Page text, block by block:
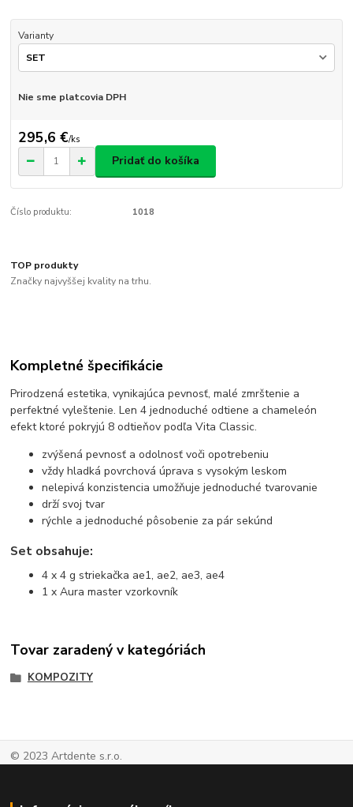
Varianty
Nie sme platcovia DPH
295,6 €/ks
Pridať do košíka
Číslo produktu: 1018
TOP produkty
Značky najvyššej kvality na trhu.
Kompletné špecifikácie
Prirodzená estetika, vynikajúca pevnosť, malé zmrštenie a
perfektné vyleštenie. Len 4 jednoduché odtiene a chameleón
efekt ktoré pokryjú 8 odtieňov podľa Vita Classic.
zvýšená pevnosť a odolnosť voči opotrebeniu
vždy hladká povrchová úprava s vysokým leskom
nelepivá konzistencia umožňuje jednoduché tvarovanie
drží svoj tvar
rýchle a jednoduché pôsobenie za pár sekúnd
Set obsahuje:
4 x 4 g striekačka ae1, ae2, ae3, ae4
1 x Aura master vzorkovník
Tovar zaradený v kategóriách
KOMPOZITY
© 2023 Artdente s.r.o.